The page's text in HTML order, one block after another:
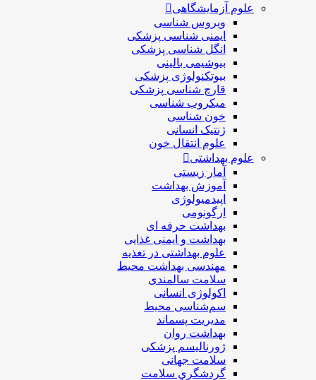
علوم آزمایشگاهی
ویروس شناسی
ایمنی شناسی پزشكی
انگل شناسی پزشکی
بیوشیمی بالینی
بیوتکنولوژی پزشکی
قارچ شناسی پزشکی
ميكروب شناسی
خون شناسی
ژنتیک انسانی
علوم انتقال خون
علوم بهداشتی
آمار زیستی
آموزش بهداشت
اپیدمیولوژی
ارگونومی
بهداشت حرفه ای
بهداشت و ایمنی غذایی
علوم بهداشتی در تغذیه
مهندسی بهداشت محيط
سلامت سالمندی
اکولوژی انسانی
سم‌شناسی محیط
مدیریت پسماند
بهداشت روان
ژورنالیسم پزشکی
سلامت جهانی
گردشگري سلامت